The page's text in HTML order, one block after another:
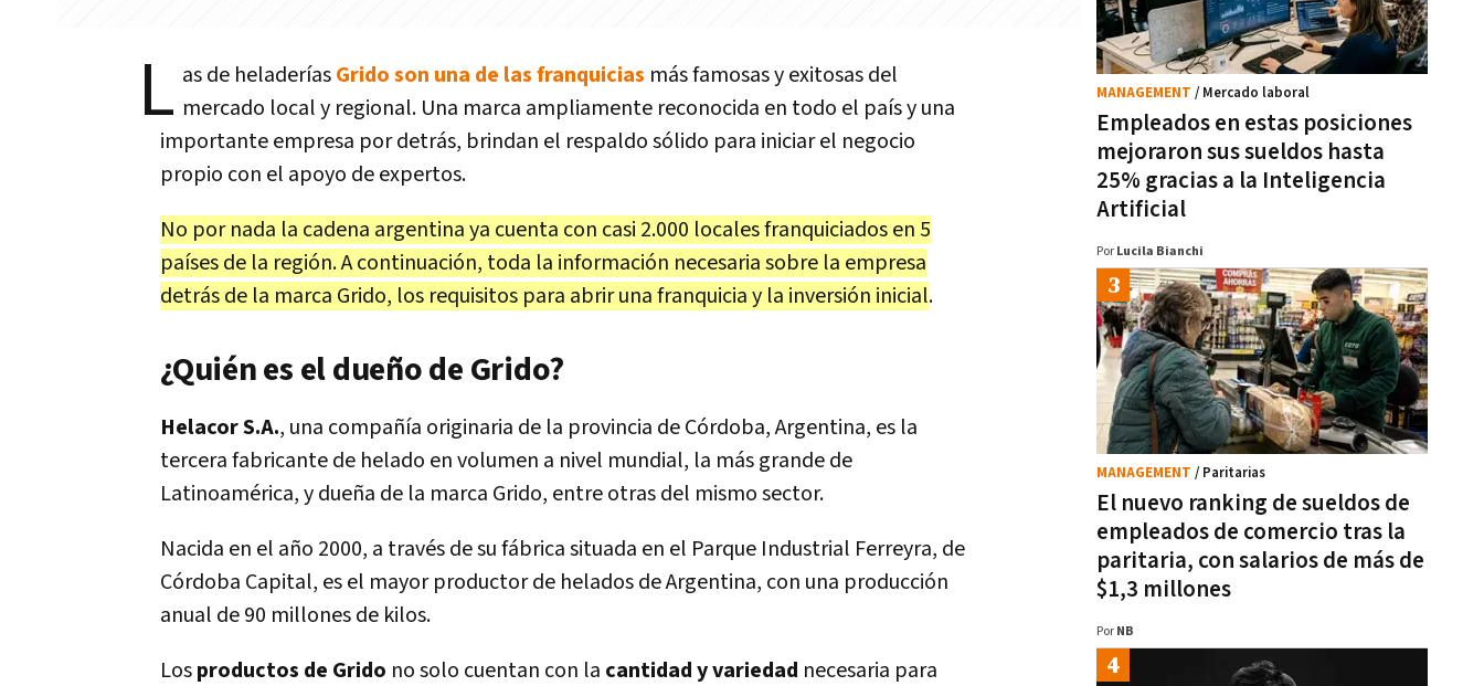
L as de heladeríasGrido son una de las franquicias más famosas y exitosas del
mercado local y regional. Una marca ampliamente reconocida en todo el país y una
importante empresa por detrás, brindan el respaldo sólido para iniciar el negocio
propio con el apoyo de expertos.
No por nada la cadena argentina ya cuenta con casi 2.000 locales franquiciados en 5
países de la región. A continuación, toda la información necesaria sobre la empresa
detrás de la marca Grido, los requisitos para abrir una franquicia y la inversión inicial.
¿Quién es el dueño de Grido?
Helacor S.A., una compañía originaria de la provincia de Córdoba, Argentina, es la
tercera fabricante de helado en volumen a nivel mundial, la más grande de
Latinoamérica, y dueña de la marca Grido, entre otras del mismo sector.
Nacida en el año 2000, a través de su fábrica situada en el Parque Industrial Ferreyra, de
Córdoba Capital, es el mayor productor de helados de Argentina, con una producción
anual de 90 millones de kilos.
Losproductos de Grido no solo cuentan con la cantidad y variedad necesaria para
Empleados en estas posiciones
mejoraron sus sueldos hasta
25% gracias a la Inteligencia
Artificial
MANAGEMENT / Mercado laboral
Por Lucila Bianchi
El nuevo ranking de sueldos de
empleados de comercio tras la
paritaria, con salarios de más de
$1,3 millones
MANAGEMENT / Paritarias
Por NB